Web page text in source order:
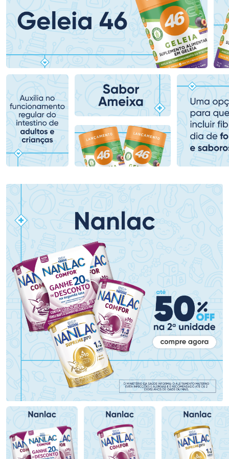
Ativar Desconto
Comprar sem Desconto
Por R$ 136,99/cada
Comprar sem Desconto
Por R$ 136,99/cada
Ativar Desconto
Comprar sem Desconto
Por R$ 274,30/cada
Comprar sem Desconto
Por R$ 274,30/cada